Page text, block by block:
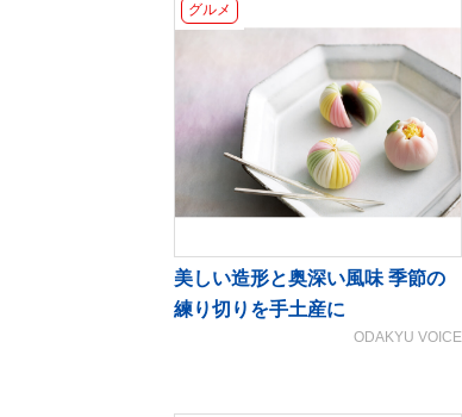
グルメ
美しい造形と奥深い風味 季節の
練り切りを手土産に
ODAKYU VOICE